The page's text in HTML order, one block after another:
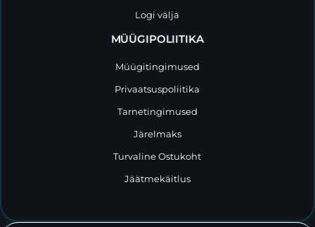
Logi välja
MÜÜGIPOLIITIKA
Müügitingimused
Privaatsuspoliitika
Tarnetingimused
Järelmaks
Turvaline Ostukoht
Jäätmekäitlus